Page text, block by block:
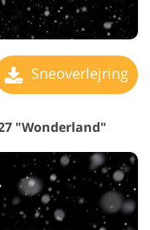
Sneoverlejring
"Wonderland"